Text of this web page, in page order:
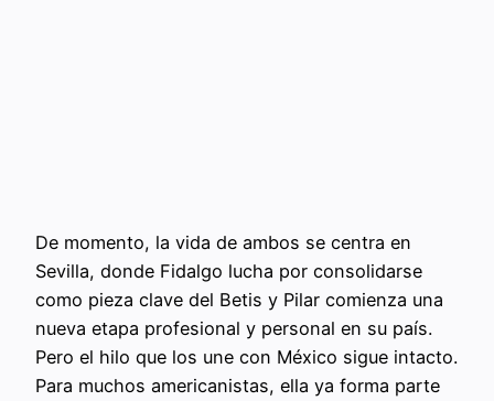
De momento, la vida de ambos se centra en
Sevilla, donde Fidalgo lucha por consolidarse
como pieza clave del Betis y Pilar comienza una
nueva etapa profesional y personal en su país.
Pero el hilo que los une con México sigue intacto.
Para muchos americanistas, ella ya forma parte